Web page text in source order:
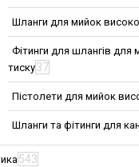
Шланги для мийок
Фітинги для шлангів для
тиску37
Пістолети для мийок
Шланги та фітинги для
543